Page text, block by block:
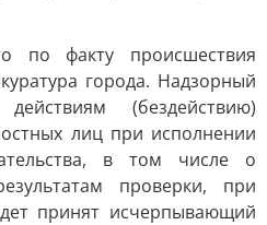
по факту происшествия
города. Надзорный
(бездействию)
лиц при исполнении
в том числе о
проверки, при
принят исчерпывающий